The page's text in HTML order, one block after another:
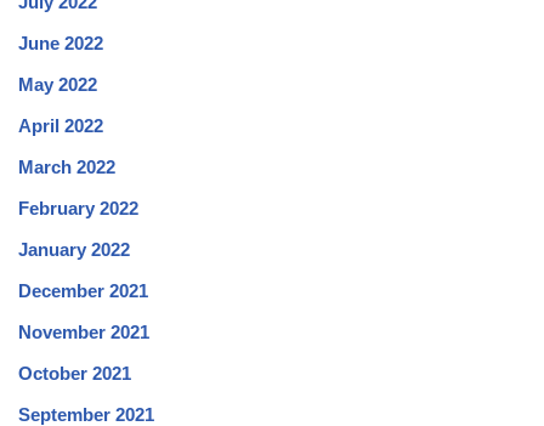
June 2022
May 2022
April 2022
March 2022
February 2022
January 2022
December 2021
November 2021
October 2021
September 2021